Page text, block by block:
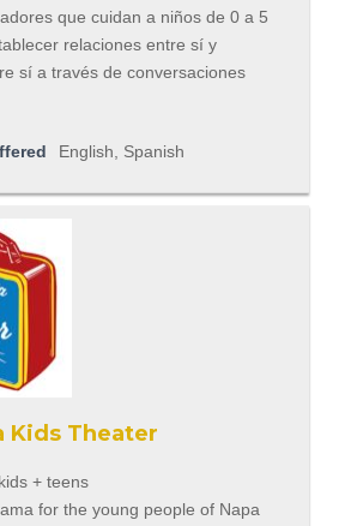
que cuidan a niños de 0 a 5
relaciones entre sí y
sí a través de conversaciones
English, Spanish
Kids Theater
+ teens
for the young people of Napa